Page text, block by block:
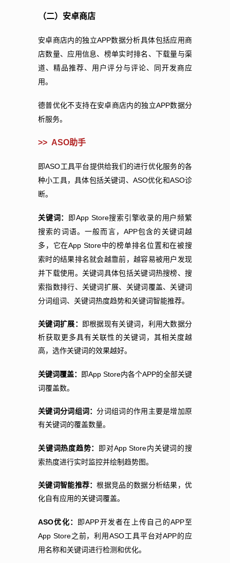
（二）安卓商店
安卓商店内的独立APP数据分析具体包括应用商
店数量、应用信息、榜单实时排名、下载量与渠
道、精品推荐、用户评分与评论、同开发商应
用。
德普优化不支持在安卓商店内的独立APP数据分
析服务。
>> ASO助手
即ASO工具平台提供给我们的进行优化服务的各
种小工具，具体包括关键词、 ASO优化和ASO诊
断。
关键词： 即App Store搜索引擎收录的用户频繁
搜索的词语。一般而言， APP包含的关键词越
多，它在App Store中的榜单排名位置和在被搜
索时的结果排名就会越靠前，越容易被用户发现
并下载使用。关键词具体包括关键词热搜榜、搜
索指数排行、关键词扩展、关键词覆盖、关键词
分词组词、关键词热度趋势和关键词智能推荐。
关键词扩展：
即根据现有关键词，利用大数据分
析获取更多具有关联性的关键词，其相关度越
高，选作关键词的效果越好。
关键词覆盖： 即App Store内各个APP的全部关键
词覆盖数。
关键词分词组词：分词组词的作用主要是增加原
有关键词的覆盖数量。
关键词热度趋势： 即对App Store内关键词的搜
索热度进行实时监控并绘制趋势图。
关键词智能推荐：根据竞品的数据分析结果，优
化自有应用的关键词覆盖。
ASO优化： 即APP开发者在上传自己的APP至
App Store之前，利用ASO工具平台对APP的应
用名称和关键词进行检测和优化。